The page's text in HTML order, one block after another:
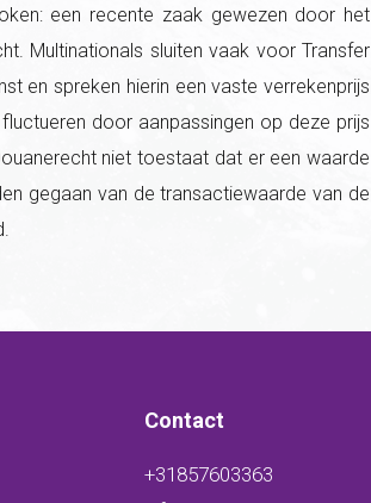
een recente zaak gewezen door het
Multinationals sluiten vaak voor Transfer
en spreken hierin een vaste verrekenprijs
door aanpassingen op deze prijs
niet toestaat dat er een waarde
gegaan van de transactiewaarde van de
Contact
+31857603363